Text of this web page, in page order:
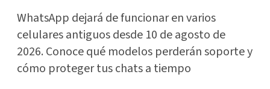
WhatsApp dejará de funcionar en varios
celulares antiguos desde 10 de agosto de
2026. Conoce qué modelos perderán soporte y
cómo proteger tus chats a tiempo